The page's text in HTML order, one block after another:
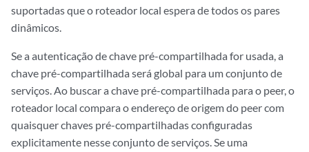
suportadas que o roteador local espera de todos os pares
dinâmicos.
Se a autenticação de chave pré-compartilhada for usada, a
chave pré-compartilhada será global para um conjunto de
serviços. Ao buscar a chave pré-compartilhada para o peer, o
roteador local compara o endereço de origem do peer com
quaisquer chaves pré-compartilhadas configuradas
explicitamente nesse conjunto de serviços. Se uma